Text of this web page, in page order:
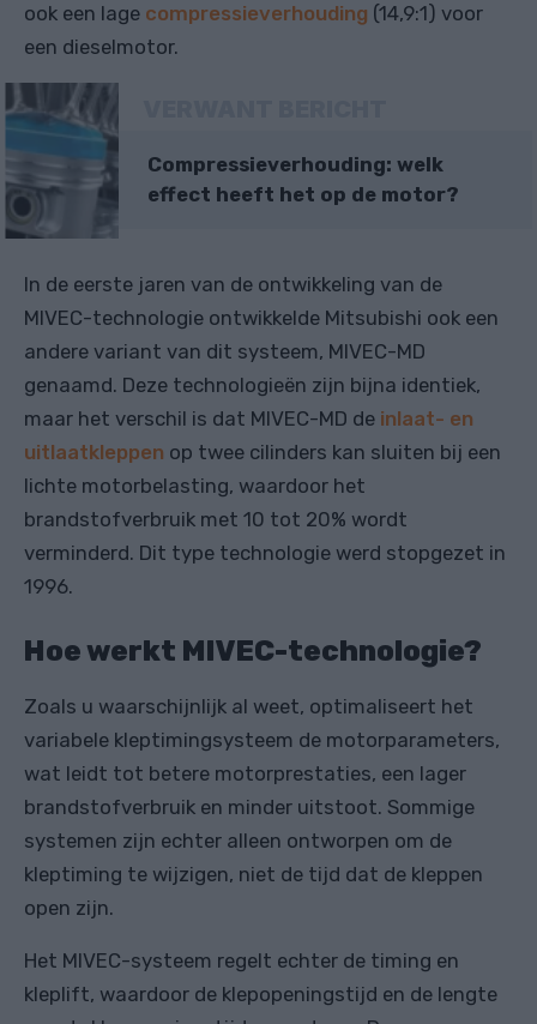
ook een lage compressieverhouding (14,9:1) voor
een dieselmotor.
Compressieverhouding: welk
effect heeft het op de motor?
In de eerste jaren van de ontwikkeling van de
MIVEC-technologie ontwikkelde Mitsubishi ook een
andere variant van dit systeem, MIVEC-MD
genaamd. Deze technologieën zijn bijna identiek,
maar het verschil is dat MIVEC-MD de inlaat- en
uitlaatkleppen op twee cilinders kan sluiten bij een
lichte motorbelasting, waardoor het
brandstofverbruik met 10 tot 20% wordt
verminderd. Dit type technologie werd stopgezet in
1996.
Hoe werkt MIVEC-technologie?
Zoals u waarschijnlijk al weet, optimaliseert het
variabele kleptimingsysteem de motorparameters,
wat leidt tot betere motorprestaties, een lager
brandstofverbruik en minder uitstoot. Sommige
systemen zijn echter alleen ontworpen om de
kleptiming te wijzigen, niet de tijd dat de kleppen
open zijn.
Het MIVEC-systeem regelt echter de timing en
kleplift, waardoor de klepopeningstijd en de lengte